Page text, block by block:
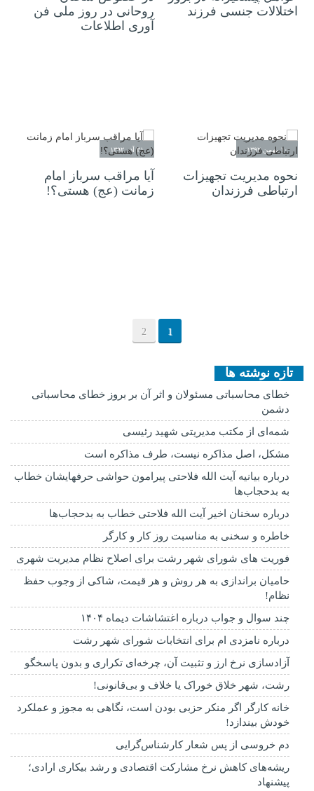
اختلالات جنسی فرزند
روحانی در روز ملی فن
آوری اطلاعات
۱۰ بهمن ۱۳۹۲
نحوه مدیریت تجهیزات
ارتباطی فرزندان
۲۱ آذر ۱۳۹۲
آیا مراقب سرباز امام
زمانت (عج) هستی؟!
1
2
تازه نوشته ها
خطای محاسباتی مسئولان و اثر آن بر بروز خطای محاسباتی
دشمن
شمه‌ای از مکتب مدیریتی شهید رئیسی
مشکل، اصل مذاکره نیست، طرف مذاکره است
درباره بیانیه آیت الله فلاحتی پیرامون حواشی حرفهایشان خطاب
به بدحجاب‌ها
درباره سخنان اخیر آیت الله فلاحتی خطاب به بدحجاب‌ها
خاطره و سخنی به مناسبت روز کار و کارگر
فوریت های شورای شهر رشت برای اصلاح نظام مدیریت شهری
حامیان براندازی به هر روش و هر قیمت، شاکی از وجوب حفظ
نظام!
چند سوال و جواب درباره اغتشاشات دیماه ۱۴۰۴
درباره نامزدی ام برای انتخابات شورای شهر رشت
آزادسازی نرخ ارز و تثبیت آن، چرخه‌ای تکراری و بدون پاسخگو
رشت، شهر خلاق خوراک یا خلاف و بی‌قانونی!
خانه کارگر اگر منکر حزبی بودن است، نگاهی به مجوز و عملکرد
خودش بیندازد!
دم خروسی از پس شعار کارشناس‌گرایی
ریشه‌های کاهش نرخ مشارکت اقتصادی و رشد بیکاری ارادی؛
پیشنهاد